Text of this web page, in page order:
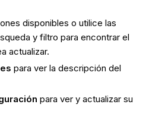
disponibles o utilice las
y filtro para encontrar el
actualizar.
para ver la descripción del
para ver y actualizar su